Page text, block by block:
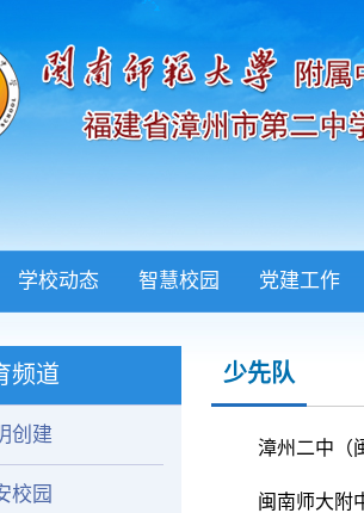
学校动态 智慧校园 党建工作
频道
创建
校园
少先队
漳州二中（
闽南师大附